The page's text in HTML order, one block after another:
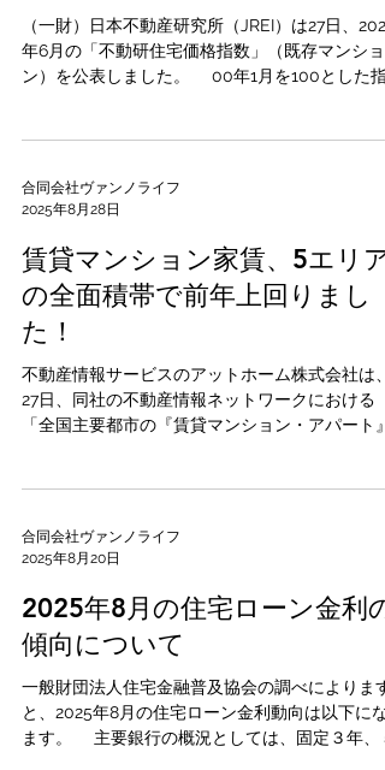
（一財）日本不動産研究所（JREI）は27日、2025
年6月の「不動研住宅価格指数」（既存マンショ
ン）を公表しました。 00年1月を100とした指
合同会社ヴァンノライフ
2025年8月28日
賃貸マンション家賃、5エリア
の全面積帯で前年上回りまし
た！
不動産情報サービスのアットホーム株式会社は、
27日、同社の不動産情報ネットワークにおける
「全国主要都市の『賃貸マンション・アパート』
合同会社ヴァンノライフ
2025年8月20日
2025年8月の住宅ローン金利の
傾向について
一般財団法人住宅金融普及協会の調べによります
と、2025年8月の住宅ローン金利動向は以下にな
ます。 主要銀行の概況としては、固定３年、